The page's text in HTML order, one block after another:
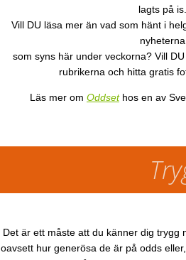
lagts på is.
Vill DU läsa mer än vad som hänt i
nyheterna
som syns här under veckorna? Vill
rubrikerna och hitta gratis
Läs mer om Oddsethos en av
Det är ett måste att du känner dig trygg
oavsett hur generösa de är på odds